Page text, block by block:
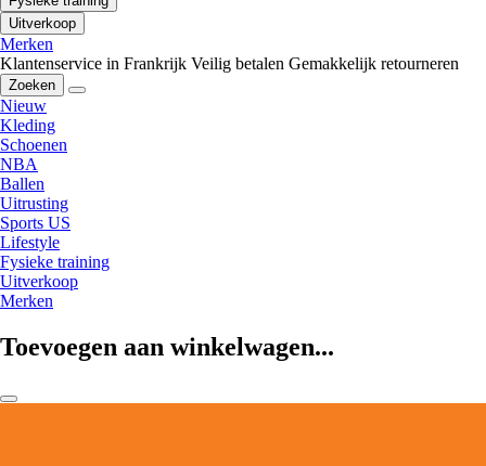
Uitverkoop
Merken
Klantenservice in Frankrijk Veilig betalen Gemakkelijk retourneren
Zoeken
Nieuw
Kleding
Schoenen
NBA
Ballen
Uitrusting
Sports US
Lifestyle
Fysieke training
Uitverkoop
Merken
Toevoegen aan winkelwagen...